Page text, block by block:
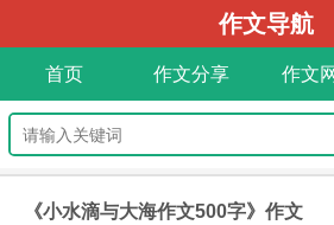
作文导航
首页 作文分享 作文
《小水滴与大海作文500字》作文